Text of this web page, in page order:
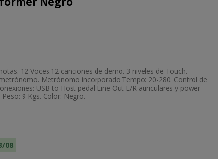
12 Voces.12 canciones de demo. 3 niveles de Touch.
Metrónomo incorporado:Tempo: 20-280. Control de
USB to Host pedal Line Out L/R auriculares y power
9 Kgs. Color: Negro.
08